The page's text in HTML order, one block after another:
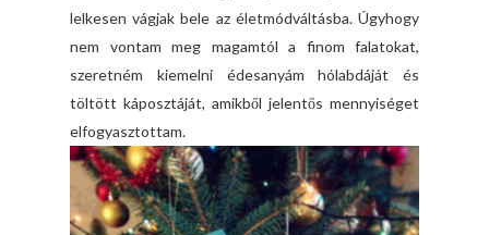
lelkesen vágjak bele az életmódváltásba. Úgyhogy
nem vontam meg magamtól a finom falatokat,
szeretném kiemelni édesanyám hólabdáját és
töltött káposztáját, amikből jelentős mennyiséget
elfogyasztottam.